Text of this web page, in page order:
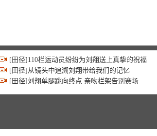
[田径]110栏运动员纷纷为刘翔送上真挚的祝福
[田径]从镜头中追溯刘翔带给我们的记忆
[田径]刘翔单腿跳向终点 亲吻栏架告别赛场